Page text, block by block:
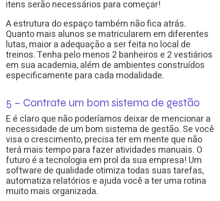
itens serão necessários para começar!
A estrutura do espaço também não fica atrás.
Quanto mais alunos se matricularem em diferentes
lutas, maior a adequação a ser feita no local de
treinos. Tenha pelo menos 2 banheiros e 2 vestiários
em sua academia, além de ambientes construídos
especificamente para cada modalidade.
5 – Contrate um bom sistema de gestão
E é claro que não poderíamos deixar de mencionar a
necessidade de um bom sistema de gestão. Se você
visa o crescimento, precisa ter em mente que não
terá mais tempo para fazer atividades manuais. O
futuro é a tecnologia em prol da sua empresa! Um
software de qualidade otimiza todas suas tarefas,
automatiza relatórios e ajuda você a ter uma rotina
muito mais organizada.